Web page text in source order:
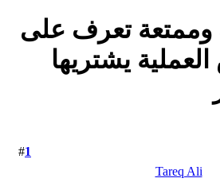
وممتعة تعرف على
يشتريها
1
Tareq Ali